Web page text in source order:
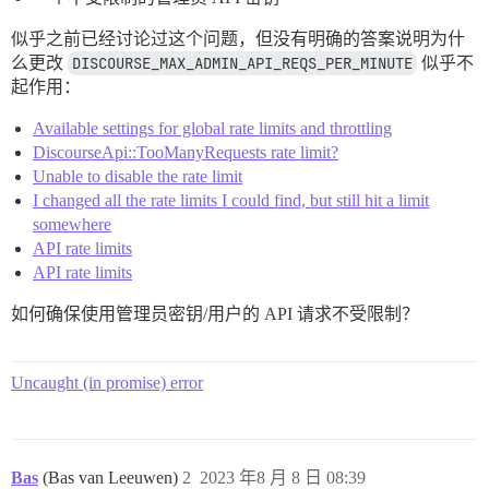
似乎之前已经讨论过这个问题，但没有明确的答案说明为什
么更改 DISCOURSE_MAX_ADMIN_API_REQS_PER_MINUTE 似乎不
起作用：
Available settings for global rate limits and throttling
DiscourseApi::TooManyRequests rate limit?
Unable to disable the rate limit
I changed all the rate limits I could find, but still hit a limit
somewhere
API rate limits
API rate limits
如何确保使用管理员密钥/用户的 API 请求不受限制？
Uncaught (in promise) error
Bas (Bas van Leeuwen) 2023 年8 月 8 日 08:39
2